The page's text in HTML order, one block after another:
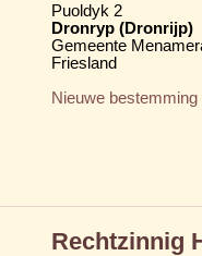
Puoldyk 2
Dronryp (Dronrijp)
Gemeente
Friesland
Nieuwe bestemming
Rechtzinnig